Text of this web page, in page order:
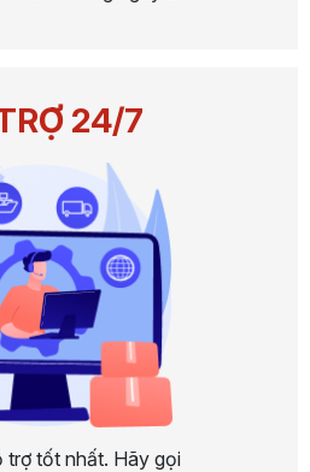
24/7
tốt nhất. Hãy gọi